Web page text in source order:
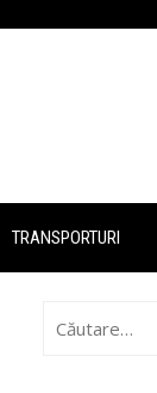
TRANSPORTURI
după: